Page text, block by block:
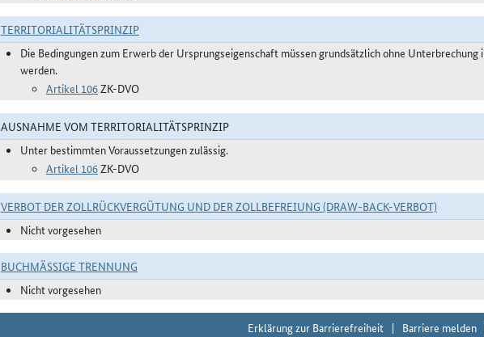
TERRITORIALITÄTSPRINZIP
Die Bedingungen zum Erwerb der Ursprungseigenschaft müssen grundsätzlich ohne
werden.
Artikel 106ZK-DVO
AUSNAHME VOM TERRITORIALITÄTSPRINZIP
Unter bestimmten Voraussetzungen zulässig.
Artikel 106ZK-DVO
VERBOT DER ZOLLRÜCKVERGÜTUNG UND DER ZOLLBEFREIUNG (DRAW-BACK-VERBOT)
Nicht vorgesehen
BUCHMÄSSIGE TRENNUNG
Nicht vorgesehen
Erklärung zur Barrierefreiheit Barriere melden